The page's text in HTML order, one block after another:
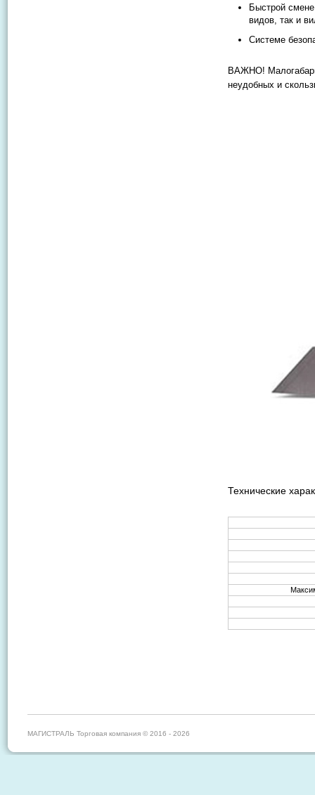
Быстрой
видов, так и
Системе
ВАЖНО!
неудобных и
Технические
МАГИСТРАЛЬ Торговая компания © 2016 - 2026